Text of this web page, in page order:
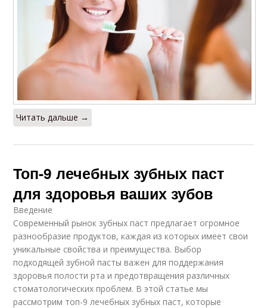
Читать дальше →
Топ-9 лечебных зубных паст
для здоровья ваших зубов
Введение
Современный рынок зубных паст предлагает огромное
разнообразие продуктов, каждая из которых имеет свои
уникальные свойства и преимущества. Выбор
подходящей зубной пасты важен для поддержания
здоровья полости рта и предотвращения различных
стоматологических проблем. В этой статье мы
рассмотрим топ-9 лечебных зубных паст, которые